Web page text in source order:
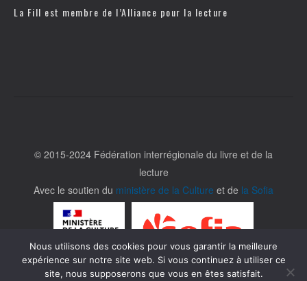
La Fill est membre de l’Alliance pour la lecture
© 2015-2024 Fédération interrégionale du livre et de la
lecture
Avec le soutien du ministère de la Culture et de la Sofia
Nous utilisons des cookies pour vous garantir la meilleure
expérience sur notre site web. Si vous continuez à utiliser ce
site, nous supposerons que vous en êtes satisfait.